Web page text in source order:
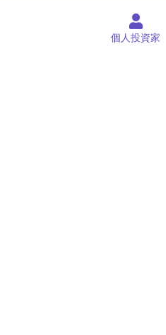
個人投資家